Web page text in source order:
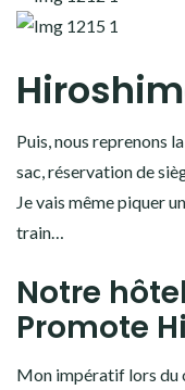
Puis, nous reprenons
sac, réservation de
Je vais même piquer
train…
Notre
Promote
Mon impératif lors du